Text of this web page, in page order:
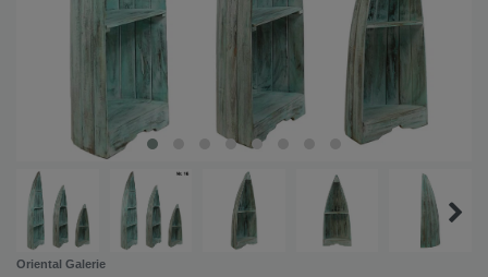
Oriental Galerie